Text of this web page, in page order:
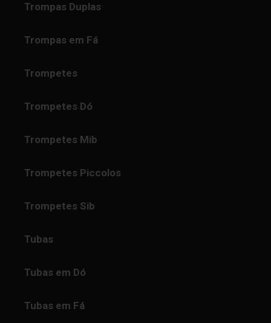
Trompas Duplas
Trompas em Fá
Trompetes
Trompetes Dó
Trompetes Mib
Trompetes Piccolos
Trompetes Sib
Tubas
Tubas em Dó
Tubas em Fá